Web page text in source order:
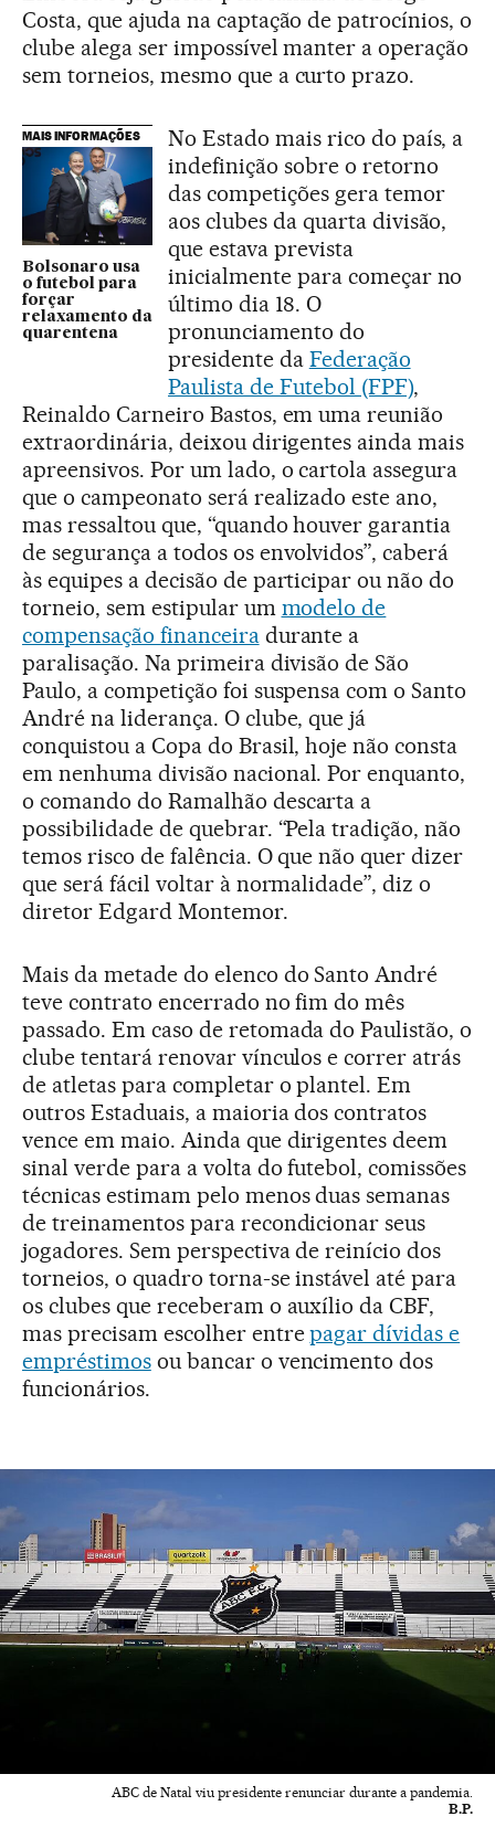
Costa, que ajuda na captação de patrocínios, o
clube alega ser impossível manter a operação
sem torneios, mesmo que a curto prazo.
MAIS INFORMAÇÕES
Bolsonaro usa
o futebol para
forçar
relaxamento da
quarentena
No Estado mais rico do país, a
indefinição sobre o retorno
das competições gera temor
aos clubes da quarta divisão,
que estava prevista
inicialmente para começar no
último dia 18. O
pronunciamento do
presidente da Federação
Paulista de Futebol (FPF),
Reinaldo Carneiro Bastos, em uma reunião
extraordinária, deixou dirigentes ainda mais
apreensivos. Por um lado, o cartola assegura
que o campeonato será realizado este ano,
mas ressaltou que, “quando houver garantia
de segurança a todos os envolvidos”, caberá
às equipes a decisão de participar ou não do
torneio, sem estipular um modelo de
compensação financeiradurante a
paralisação. Na primeira divisão de São
Paulo, a competição foi suspensa com o Santo
André na liderança. O clube, que já
conquistou a Copa do Brasil, hoje não consta
em nenhuma divisão nacional. Por enquanto,
o comando do Ramalhão descarta a
possibilidade de quebrar. “Pela tradição, não
temos risco de falência. O que não quer dizer
que será fácil voltar à normalidade”, diz o
diretor Edgard Montemor.
Mais da metade do elenco do Santo André
teve contrato encerrado no fim do mês
passado. Em caso de retomada do Paulistão, o
clube tentará renovar vínculos e correr atrás
de atletas para completar o plantel. Em
outros Estaduais, a maioria dos contratos
vence em maio. Ainda que dirigentes deem
sinal verde para a volta do futebol, comissões
técnicas estimam pelo menos duas semanas
de treinamentos para recondicionar seus
jogadores. Sem perspectiva de reinício dos
torneios, o quadro torna-se instável até para
os clubes que receberam o auxílio da CBF,
mas precisam escolher entrepagar dívidas e
empréstimosou bancar o vencimento dos
funcionários.
ABC de Natal viu presidente renunciar durante a pandemia.
B.P.